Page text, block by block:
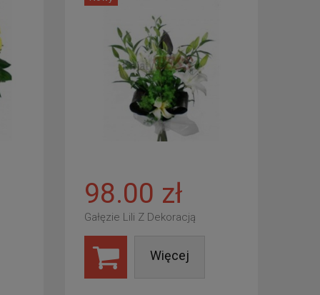
98.00 zł
Gałęzie Lili Z Dekoracją
Więcej